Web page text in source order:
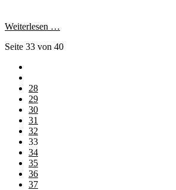
Weiterlesen …
Seite 33 von 40
28
29
30
31
32
33
34
35
36
37